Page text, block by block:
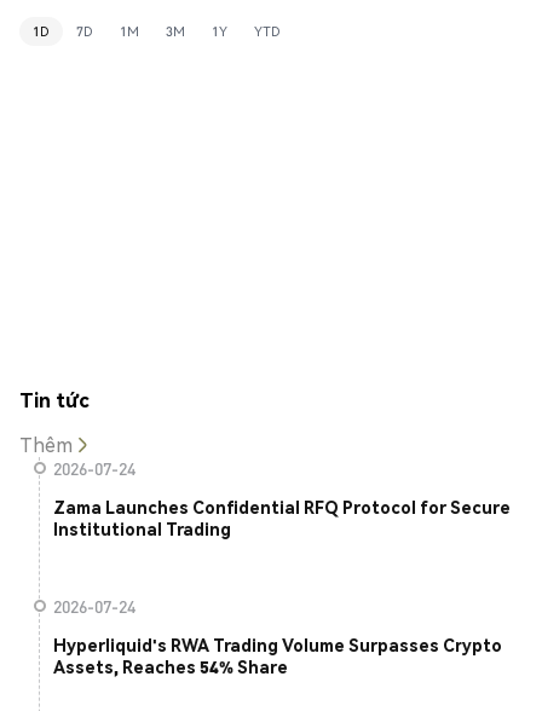
1D 7D 1M 3M 1Y YTD
Tin tức
Thêm
2026-07-24
Zama Launches Confidential RFQ Protocol for Secure
Institutional Trading
2026-07-24
Hyperliquid's RWA Trading Volume Surpasses Crypto
Assets, Reaches 54% Share